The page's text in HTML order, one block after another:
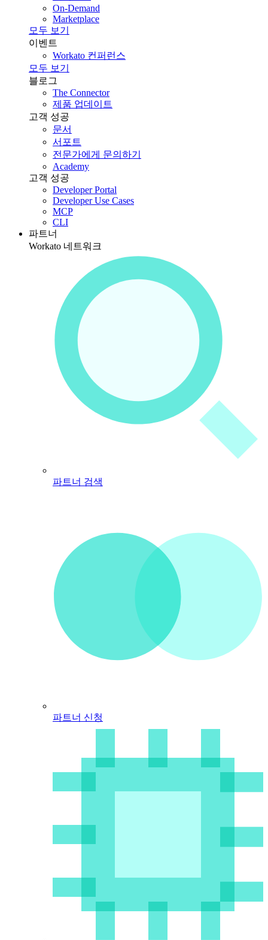
On-Demand
Marketplace
모두 보기
이벤트
Workato 컨퍼런스
모두 보기
블로그
The Connector
제품 업데이트
고객 성공
문서
서포트
전문가에게 문의하기
Academy
고객 성공
Developer Portal
Developer Use Cases
MCP
CLI
파트너
Workato 네트워크
파트너 검색
파트너 신청